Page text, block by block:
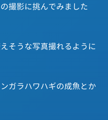
撮影に挑んでみました
そうな写真撮れるように
ガラハワハギの成魚とか